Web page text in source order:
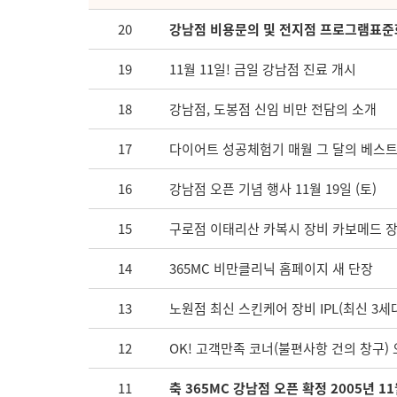
20 강남점 비용문의 및 전지점 프로그램표
19 11월 11일! 금일 강남점 진료 개시
18 강남점, 도봉점 신임 비만 전담의 소개
17 다이어트 성공체험기 매월 그 달의 베스
16 강남점 오픈 기념 행사 11월 19일 (토)
15 구로점 이태리산 카복시 장비 카보메드
14 365MC 비만클리닉 홈페이지 새 단장
13 노원점 최신 스킨케어 장비 IPL(최신 3세
12 OK! 고객만족 코너(불편사항 건의 창구)
11 축 365MC 강남점 오픈 확정 2005년